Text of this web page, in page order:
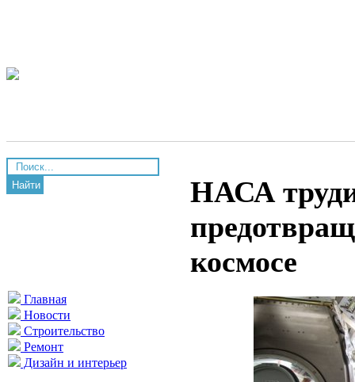
Найти
Главная
Новости
Строительство
Ремонт
Дизайн и интерьер
НАСА
космосе